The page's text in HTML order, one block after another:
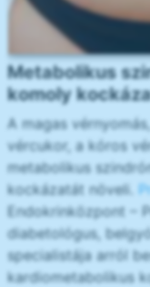
Metabolikus
komoly
A magas
vércukor, a kóros
metabolikus
kockázatát növeli.
Endokrinközpont –
diabetológus,
specialistája arról
kardiometabolikus